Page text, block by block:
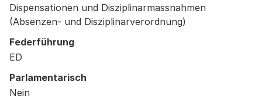
Dispensationen und Disziplinarmassnahmen
(Absenzen- und Disziplinarverordnung)
Federführung
ED
Parlamentarisch
Nein